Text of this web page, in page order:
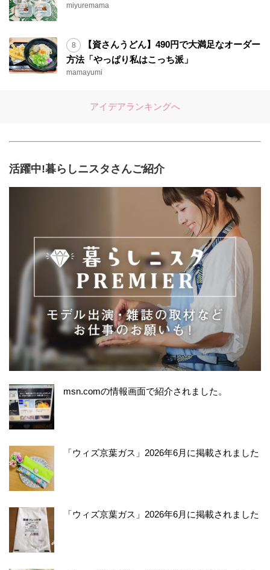
miyuremama
【資さんうどん】490円で大満足なオーダー
方法「やっぱり私はこっち派」
mamayumi
アイデアランキングへ
活躍中!暮らしニスタさんご紹介
msn.comの情報画面で紹介されました。
「ウィズ京葉ガス」2026年6月に掲載されました
「ウィズ京葉ガス」2026年6月に掲載されました